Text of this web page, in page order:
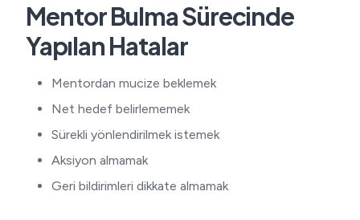
Mentor Bulma Sürecinde
Yapılan Hatalar
Mentordan mucize beklemek
Net hedef belirlememek
Sürekli yönlendirilmek istemek
Aksiyon almamak
Geri bildirimleri dikkate almamak